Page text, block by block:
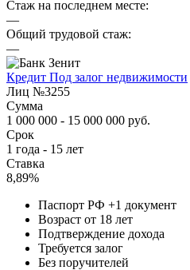
Стаж на последнем месте:
—
Общий трудовой стаж:
—
Кредит Под залог недвижимости
Лиц №3255
Сумма
1 000 000 - 15 000 000 руб.
Срок
1 года - 15 лет
Ставка
8,89%
Паспорт РФ +1 документ
Возраст от 18 лет
Подтверждение дохода
Требуется залог
Без поручителей